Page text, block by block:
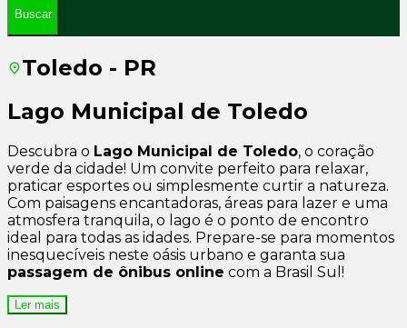
Buscar
Toledo - PR
Lago Municipal de Toledo
Descubra o Lago Municipal de Toledo, o coração
verde da cidade! Um convite perfeito para relaxar,
praticar esportes ou simplesmente curtir a natureza.
Com paisagens encantadoras, áreas para lazer e uma
atmosfera tranquila, o lago é o ponto de encontro
ideal para todas as idades. Prepare-se para momentos
inesquecíveis neste oásis urbano e garanta sua
passagem de ônibus online com a Brasil Sul!
Ler mais